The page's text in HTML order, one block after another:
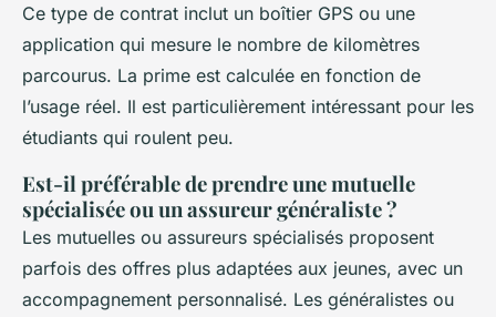
Ce type de contrat inclut un boîtier GPS ou une
application qui mesure le nombre de kilomètres
parcourus. La prime est calculée en fonction de
l’usage réel. Il est particulièrement intéressant pour les
étudiants qui roulent peu.
Est-il préférable de prendre une mutuelle
spécialisée ou un assureur généraliste ?
Les mutuelles ou assureurs spécialisés proposent
parfois des offres plus adaptées aux jeunes, avec un
accompagnement personnalisé. Les généralistes ou